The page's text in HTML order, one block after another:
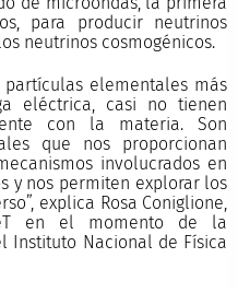
para producir neutrinos
neutrinos cosmogénicos.
elementales más
eléctrica, casi no tienen
con la materia. Son
que nos proporcionan
involucrados en
y nos permiten explorar los
explica Rosa Coniglione,
en el momento de la
Instituto Nacional de Física